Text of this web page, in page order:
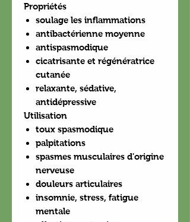
Propriétés
soulage les inflammations
antibactérienne moyenne
antispasmodique
cicatrisante et régénératrice
cutanée
relaxante, sédative,
antidépressive
Utilisation
toux spasmodique
palpitations
spasmes musculaires d'origine
nerveuse
douleurs articulaires
insomnie, stress, fatigue
mentale